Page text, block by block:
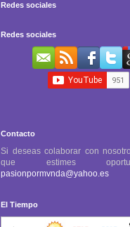
Redes sociales
Redes sociales
Contacto
Si deseas colaborar con
que estimes
pasionpormvnda@yahoo.es
El Tiempo